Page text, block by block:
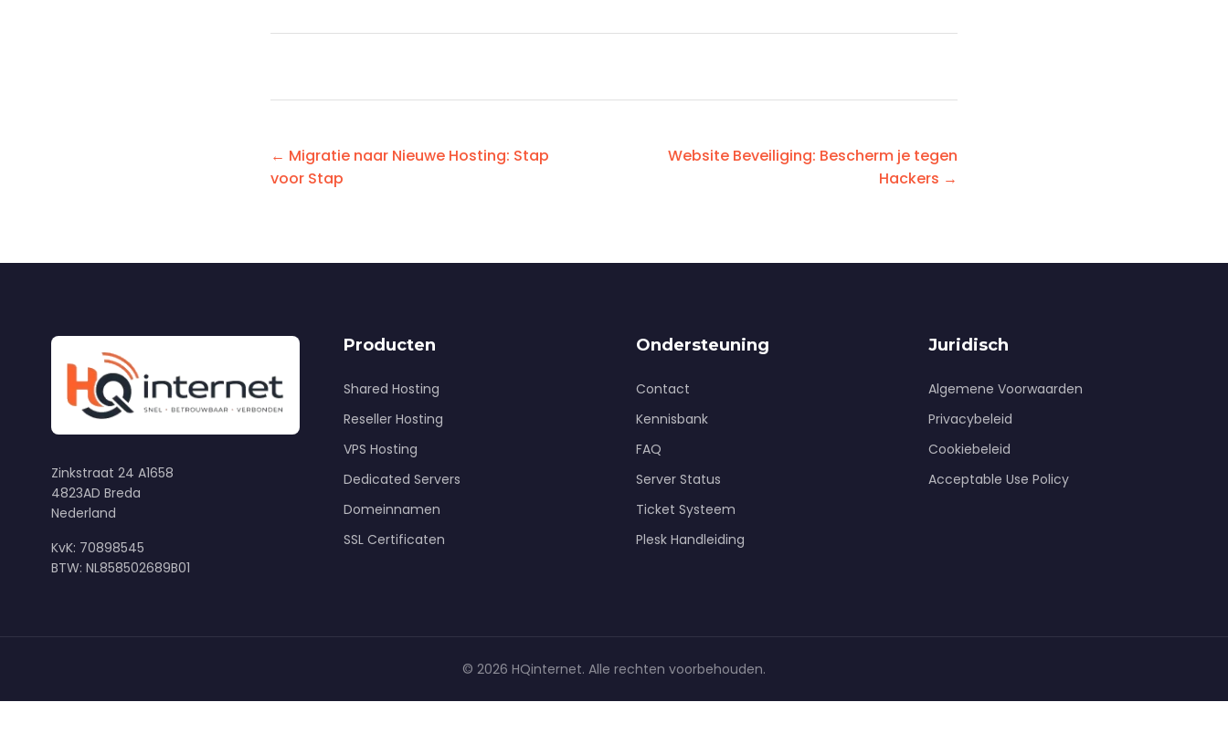
← Migratie naar Nieuwe Hosting: Stap
voor Stap
Website Beveiliging: Bescherm je tegen
Hackers →
Zinkstraat 24 A1658
4823AD Breda
Nederland
KvK: 70898545
BTW: NL858502689B01
Producten
Shared Hosting
Reseller Hosting
VPS Hosting
Dedicated Servers
Domeinnamen
SSL Certificaten
Ondersteuning
Contact
Kennisbank
FAQ
Server Status
Ticket Systeem
Plesk Handleiding
Juridisch
Algemene Voorwaarden
Privacybeleid
Cookiebeleid
Acceptable Use Policy
© 2026 HQinternet. Alle rechten voorbehouden.